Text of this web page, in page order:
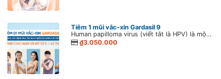
Tiêm 1 mũi vắc-xin Gardasil 9
Human papilloma virus (viết tắt là HPV) là một loại vi rút gây u nhú ở người. Vi rút HPV lây lan phổ biến qua đường tình dục và nếu nhiễm vi rút dai dẳng có thể dẫn đến nhiều bệnh lý u nhú khác nhau, nguy hiểm nhất ở cả nam và nữ là ung thư sinh dục, hậu môn.
₫3.050.000